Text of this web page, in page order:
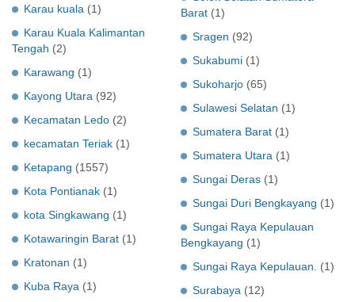
Karau kuala (1)
Karau Kuala Kalimantan
Tengah (2)
Karawang (1)
Kayong Utara (92)
Kecamatan Ledo (2)
kecamatan Teriak (1)
Ketapang (1557)
Kota Pontianak (1)
kota Singkawang (1)
Kotawaringin Barat (1)
Kratonan (1)
Kuba Raya (1)
Barat (1)
Sragen (92)
Sukabumi (1)
Sukoharjo (65)
Sulawesi Selatan (1)
Sumatera Barat (1)
Sumatera Utara (1)
Sungai Deras (1)
Sungai Duri Bengkayang (1)
Sungai Raya Kepulauan
Bengkayang (1)
Sungai Raya Kepulauan.
(1)
Surabaya (12)